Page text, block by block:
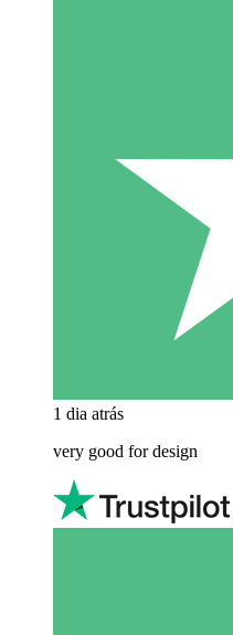
1 dia atrás
very good for design